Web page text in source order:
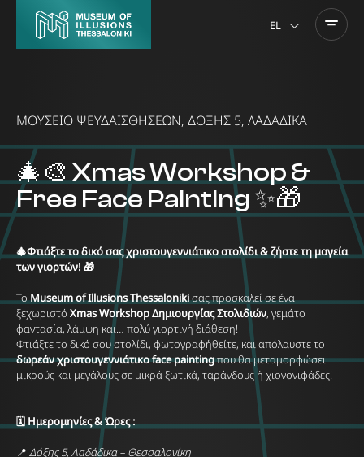
EL
ΜΟΥΣΕΙΟ ΨΕΥΔΑΙΣΘΗΣΕΩΝ, ΔΟΞΗΣ 5, ΛΑΔΑΔΙΚΑ
🎄🎨 Xmas Workshop &
Free Face Painting ✨🎁
🎄Φτιάξτε το δικό σας χριστουγεννιάτικο στολίδι & ζήστε τη μαγεία
των γιορτών! 🎁
ΤοMuseum of Illusions Thessalonikiσας προσκαλεί σε ένα
ξεχωριστό Xmas WorkshopΔημιουργίας Στολιδιών, γεμάτο
φαντασία, λάμψη και… πολύ γιορτινή διάθεση!
Φτιάξτε το δικό σου στολίδι, φωτογραφήθείτε, και απόλαυστε το
δωρεάν χριστουγεννιάτικοface paintingπου θα μεταμορφώσει
μικρούς και μεγάλους σε μικρά ξωτικά, ταράνδους ή χιονονιφάδες!
🗓️ Ημερομηνίες & Ώρες :
📍 Δόξης 5, Λαδάδικα – Θεσσαλονίκη